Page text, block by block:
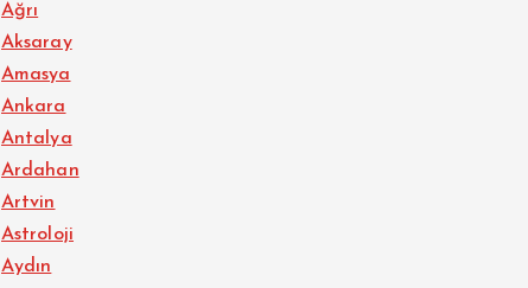
Ağrı
Aksaray
Amasya
Ankara
Antalya
Ardahan
Artvin
Astroloji
Aydın